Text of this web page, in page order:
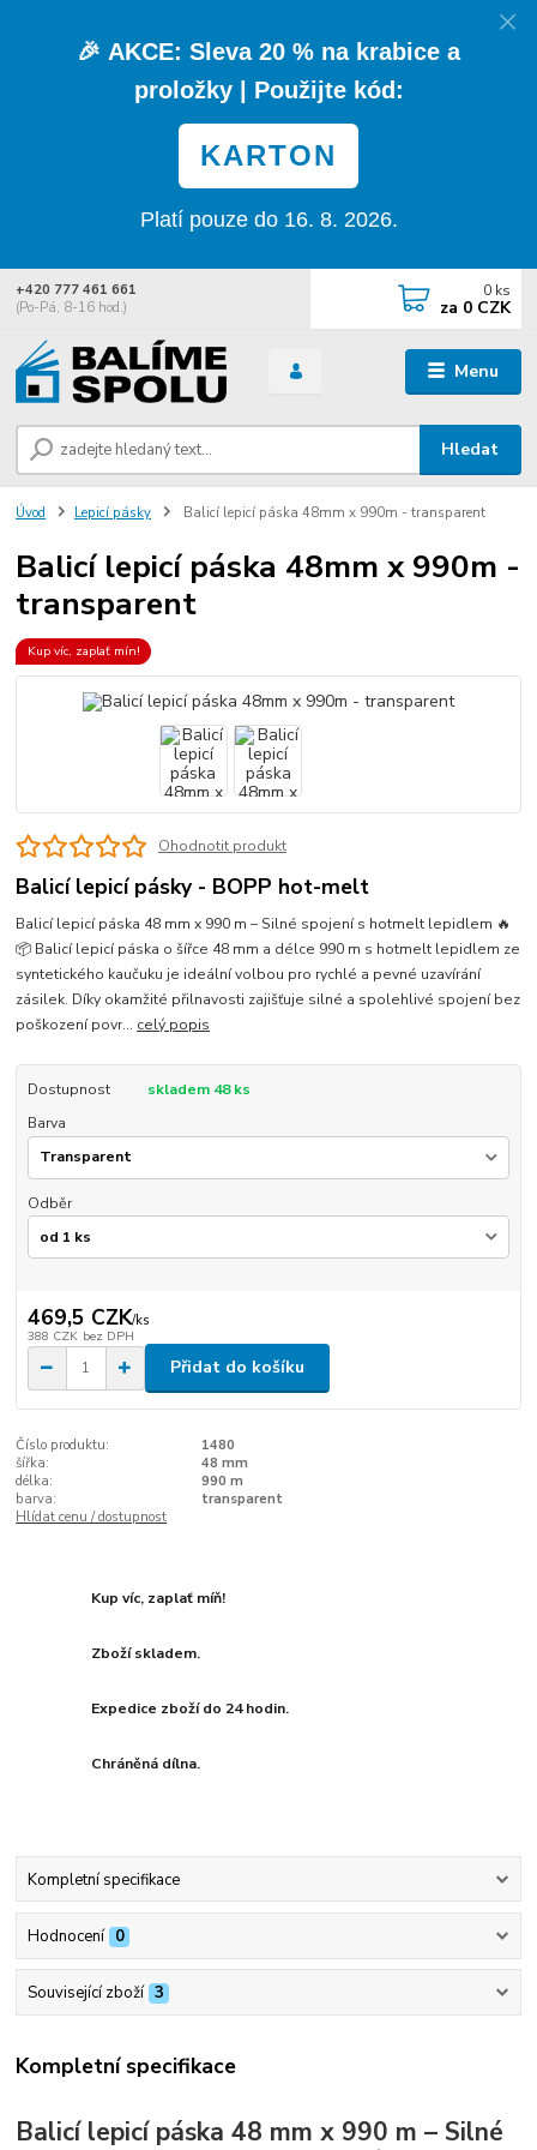
🎉 AKCE: Sleva 20 % na krabice a
proložky| Použijte kód:
KARTON
Platí pouze do 16. 8. 2026.
Menu
Hledat
+420 777 461 661
(Po-Pá, 8-16 hod.)
0 ks
za 0 CZK
Úvod Lepicí pásky Balicí lepicí páska 48mm x 990m - transparent
Balicí lepicí páska 48mm x 990m -
transparent
Kup víc, zaplať mín!
Ohodnotit produkt
Balicí lepicí pásky - BOPP hot-melt
Balicí lepicí páska 48 mm x 990 m – Silné spojení s hotmelt lepidlem 🔥
📦 Balicí lepicí páska o šířce 48 mm a délce 990 m s hotmelt lepidlem ze
syntetického kaučuku je ideální volbou pro rychlé a pevné uzavírání
zásilek. Díky okamžité přilnavosti zajišťuje silné a spolehlivé spojení bez
poškození povr... celý popis
Dostupnost
skladem 48 ks
Barva
Odběr
469,5 CZK/ks
388 CZK bez DPH
Přidat do košíku
Číslo produktu:
1480
šířka:
48 mm
délka:
990 m
barva:
transparent
Hlídat cenu / dostupnost
Kup víc, zaplať míň!
Zboží skladem.
Expedice zboží do 24 hodin.
Chráněná dílna.
Kompletní specifikace
Hodnocení 0
Související zboží 3
Kompletní specifikace
Balicí lepicí páska 48 mm x 990 m – Silné